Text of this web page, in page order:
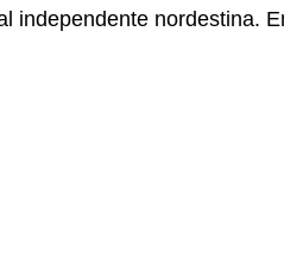
independente nordestina.